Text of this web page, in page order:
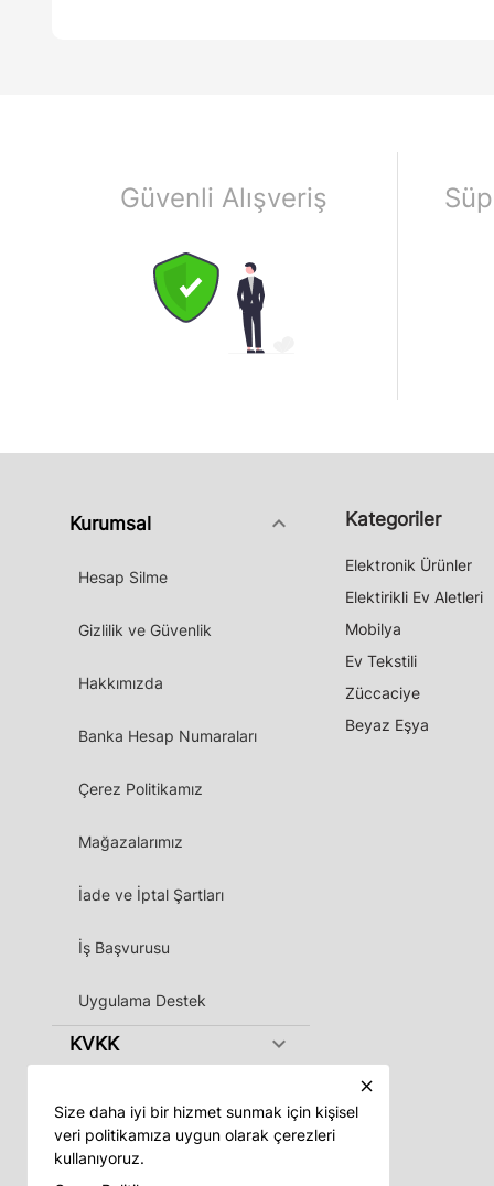
Güvenli Alışveriş
Kurumsal keyboard_arrow_down
Hesap Silme
Gizlilik ve Güvenlik
Hakkımızda
Banka Hesap Numaraları
Çerez Politikamız
Mağazalarımız
İade ve İptal Şartları
İş Başvurusu
Uygulama Destek
KVKK keyboard_arrow_down
Kategoriler
Elektronik Ürünler
Elektirikli Ev Aletleri
Mobilya
Ev Tekstili
Züccaciye
Beyaz Eşya
close
Size daha iyi bir hizmet sunmak için kişisel
veri politikamıza uygun olarak çerezleri
kullanıyoruz.